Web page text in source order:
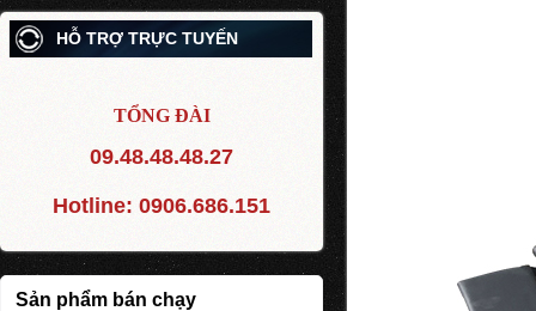
HỖ TRỢ TRỰC TUYẾN
TỔNG ĐÀI
09.48.48.48.27
Hotline: 0906.686.151
Sản phẩm bán chạy